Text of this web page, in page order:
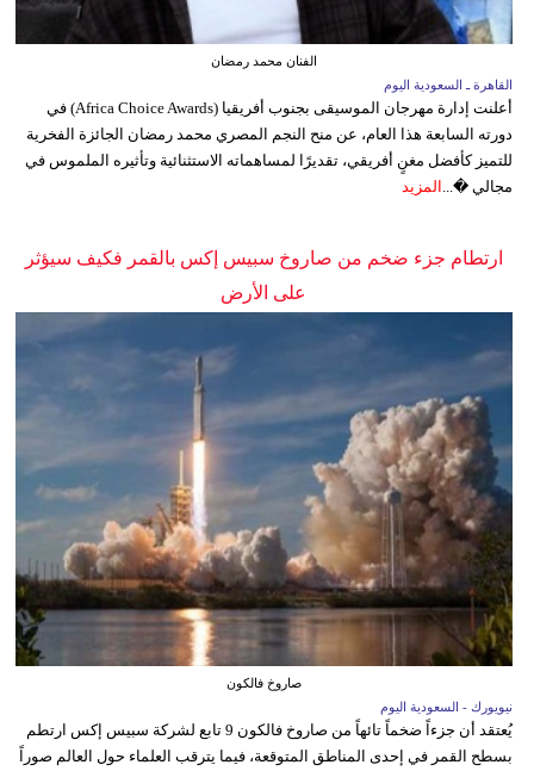
الفنان محمد رمضان
القاهرة ـ السعودية اليوم
أعلنت إدارة مهرجان الموسيقى بجنوب أفريقيا (Africa Choice Awards) في
دورته السابعة هذا العام، عن منح النجم المصري محمد رمضان الجائزة الفخرية
للتميز كأفضل مغنٍ أفريقي، تقديرًا لمساهماته الاستثنائية وتأثيره الملموس في
مجالي �... المزيد
ارتطام جزء ضخم من صاروخ سبيس إكس بالقمر فكيف سيؤثر
على الأرض
صاروخ فالكون
نيويورك - السعودية اليوم
يُعتقد أن جزءاً ضخماً تائهاً من صاروخ فالكون 9 تابع لشركة سبيس إكس ارتطم
بسطح القمر في إحدى المناطق المتوقعة، فيما يترقب العلماء حول العالم صوراً